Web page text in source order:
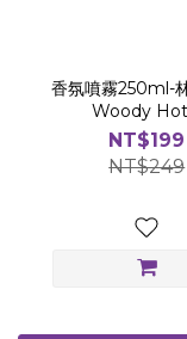
香氛噴霧250ml-
Woody
NT$199
NT$249